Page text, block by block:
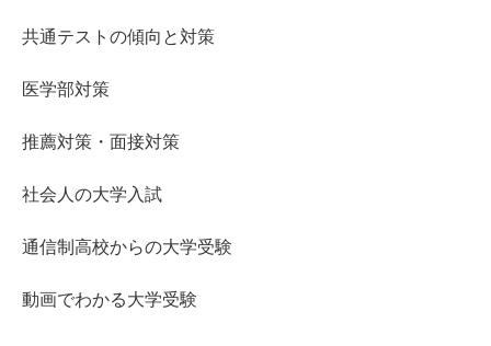
共通テストの傾向と対策
医学部対策
推薦対策・面接対策
社会人の大学入試
通信制高校からの大学受験
動画でわかる大学受験